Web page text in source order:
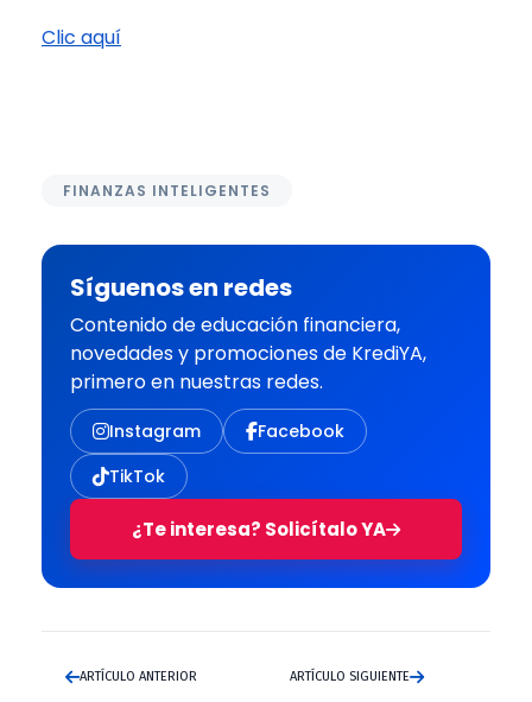
Clic aquí
FINANZAS INTELIGENTES
Síguenos en redes
Contenido de educación financiera,
novedades y promociones de KrediYA,
primero en nuestras redes.
Instagram
Facebook
TikTok
¿Te interesa? Solicítalo YA
ARTÍCULO ANTERIOR ARTÍCULO SIGUIENTE